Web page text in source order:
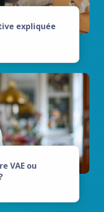
expliquée
VAE ou